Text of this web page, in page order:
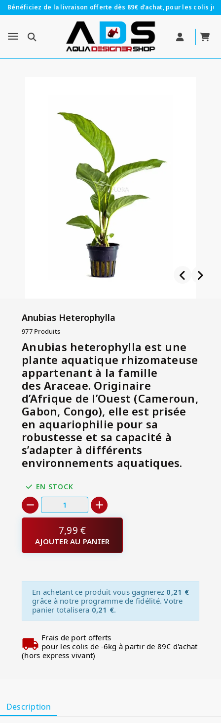
Bénéficiez de la livraison offerte dès 89€ d’achat, pour les colis
Anubias Heterophylla
977 Produits
Anubias heterophylla est une
plante aquatique rhizomateuse
appartenant à la famille
des Araceae. Originaire
d’Afrique de l’Ouest (Cameroun,
Gabon, Congo), elle est prisée
en aquariophilie pour sa
robustesse et sa capacité à
s’adapter à différents
environnements aquatiques.
EN STOCK
7,99 €
AJOUTER AU PANIER
En achetant ce produit vous gagnerez 0,21 €
grâce à notre programme de fidélité. Votre
panier totalisera 0,21 €.
Frais de port offerts
pour les colis de -6kg à partir de 89€ d'achat
(hors express vivant)
Description